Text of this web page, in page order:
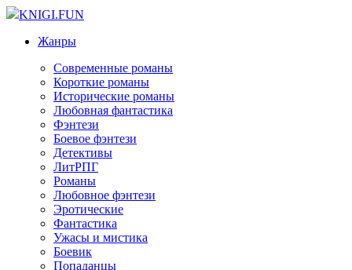
KNIGI.FUN
Жанры
Современные романы
Короткие романы
Исторические романы
Любовная фантастика
Фэнтези
Боевое фэнтези
Детективы
ЛитРПГ
Романы
Любовное фэнтези
Эротические
Фантастика
Ужасы и мистика
Боевик
Попаданцы